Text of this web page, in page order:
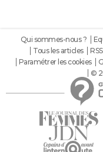
Qui sommes-nous ?
Tous les articles
RSS
Paramétrer les cookies
©